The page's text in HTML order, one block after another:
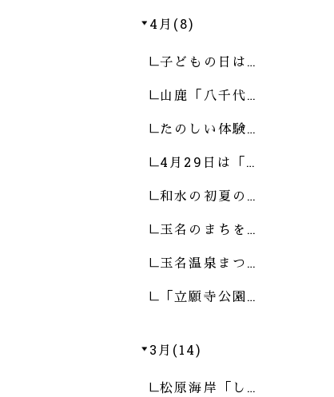
4月(8)
子どもの日は…
山鹿「八千代…
たのしい体験…
4月29日は「…
和水の初夏の…
玉名のまちを…
玉名温泉まつ…
「立願寺公園…
3月(14)
松原海岸「し…